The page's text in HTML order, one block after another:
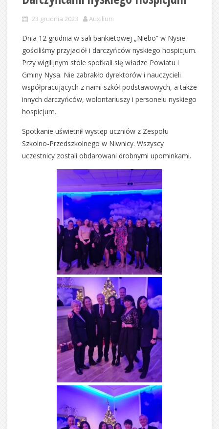
23 grudnia 2023 Auxilium
Dnia 12 grudnia w sali bankietowej „Niebo” w Nysie
gościliśmy przyjaciół i darczyńców nyskiego hospicjum.
Przy wigilijnym stole spotkali się władze Powiatu i
Gminy Nysa. Nie zabrakło dyrektorów i nauczycieli
współpracujących z nami szkół podstawowych, a także
innych darczyńców, wolontariuszy i personelu nyskiego
hospicjum.
Spotkanie uświetnił występ uczniów z Zespołu
Szkolno-Przedszkolnego w Niwnicy. Wszyscy
uczestnicy zostali obdarowani drobnymi upominkami.